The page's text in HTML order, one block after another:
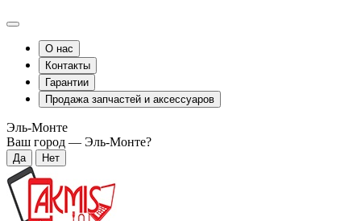
О нас
Контакты
Гарантии
Продажа запчастей и аксессуаров
Эль-Монте
Ваш город — Эль-Монте?